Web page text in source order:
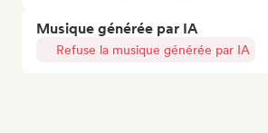
Musique générée par IA
Refuse la musique générée par IA